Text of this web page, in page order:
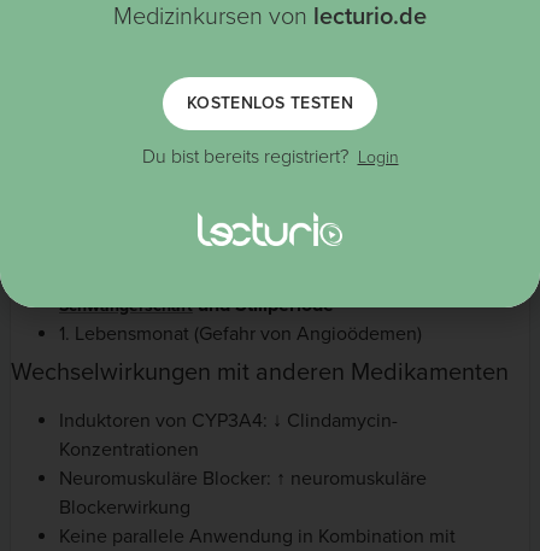
Allergische Reaktionen:
Stevens-Johnson-Syndrom
Anaphylaxie
Ikterusund Leberfunktionsstörungen
Infektionen in der Vorgeschichte
Schwangerschaftund Stillperiode
1. Lebensmonat (Gefahr von Angioödemen)
Wechselwirkungen mit anderen Medikamenten
Induktoren von CYP3A4: ↓ Clindamycin-
Konzentrationen
Neuromuskuläre Blocker: ↑ neuromuskuläre
Blockerwirkung
Keine parallele Anwendung in Kombination mit
Medizinkursen von lecturio.de
KOSTENLOS TESTEN
Du bist bereits registriert? Login